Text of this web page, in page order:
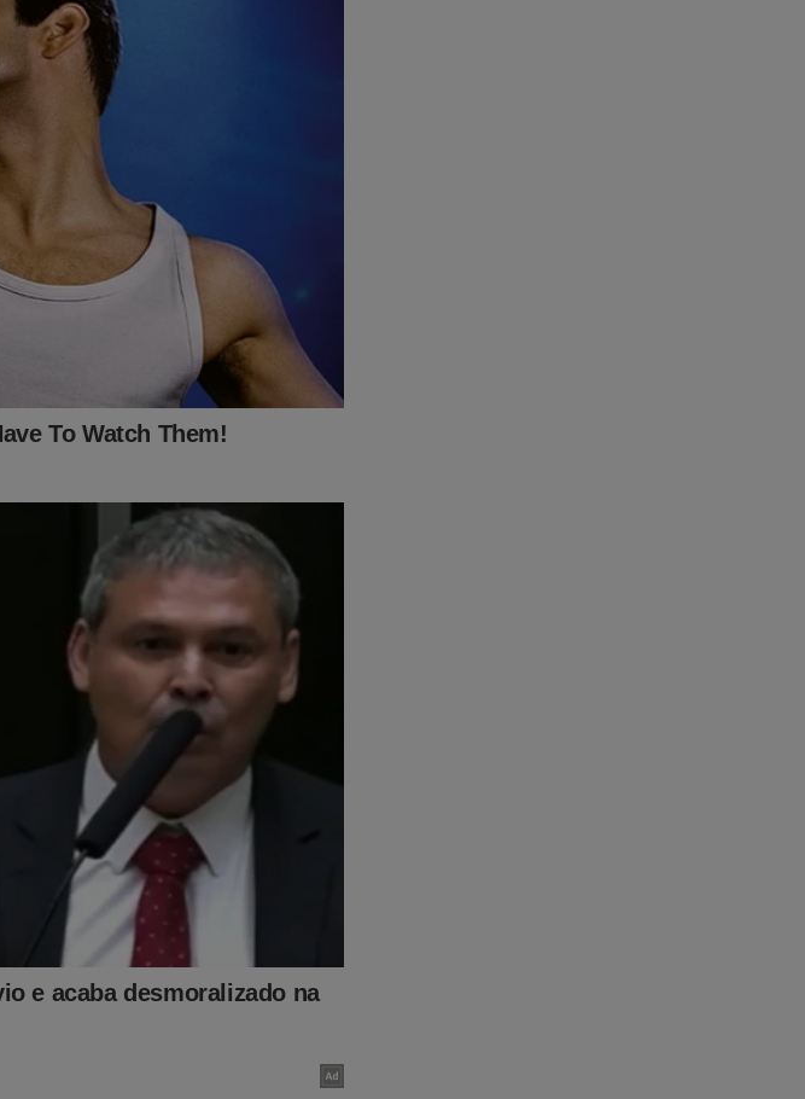
jornaldacidadeonline
o
exclusivo ao conteúdo da Revista A
Para assinar, clique no
cruel perseguição contra o ex-
como o JCO! O "sistema" quer
para o "terror" do "sistema", tudo
- A Volta à Cena do
tenha interesse, clique no link abaixo
fantasma-do-alvorada-a-volta-a-